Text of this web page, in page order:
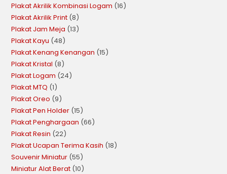
Plakat Akrilik Kombinasi Logam 16
Plakat Akrilik Print 8
Plakat Jam Meja 13
Plakat Kayu 48
Plakat Kenang Kenangan 15
Plakat Kristal 8
Plakat Logam 24
Plakat MTQ 1
Plakat Oreo 9
Plakat Pen Holder 15
Plakat Penghargaan 66
Plakat Resin 22
Plakat Ucapan Terima Kasih 18
Souvenir Miniatur 55
Miniatur Alat Berat 10